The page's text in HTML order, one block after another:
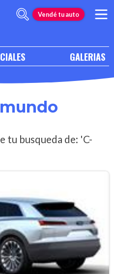
Vendé tu auto
GALERIAS
tu busqueda de: 'C-